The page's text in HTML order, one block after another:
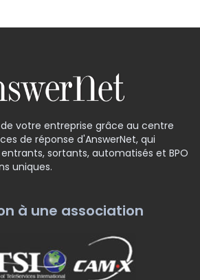
votre entreprise grâce au centre
de réponse d'AnswerNet, qui
sortants, automatisés et BPO
uniques.
à une association